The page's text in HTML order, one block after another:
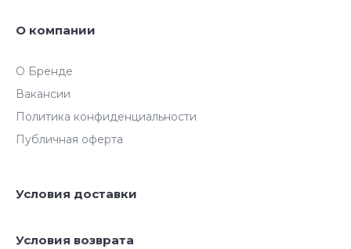
О компании
О Бренде
Вакансии
Политика конфиденциальности
Публичная оферта
Условия доставки
Условия возврата